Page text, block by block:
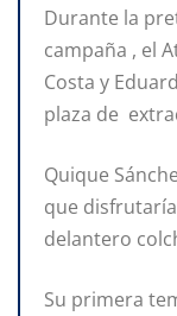
Durante la
campaña , el
Costa y
plaza de
Quique
que
delantero
Su primera